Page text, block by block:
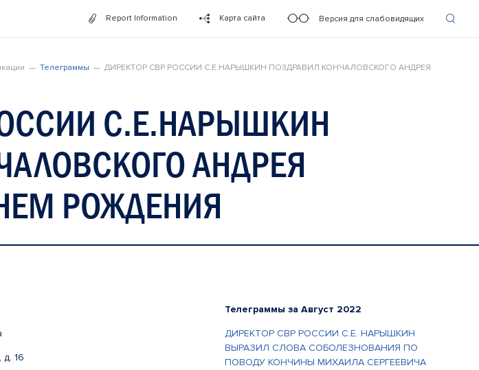
Report Information Карта сайта Версия для слабовидящих
Телеграммы
ДИРЕКТОР СВР РОССИИ С.Е.НАРЫШКИН ПОЗДРАВИЛ КОНЧАЛОВСКОГО АНДРЕЯ
С.Е.НАРЫШКИН
АНДРЕЯ
РОЖДЕНИЯ
16
Телеграммы за Август 2022
ДИРЕКТОР СВР РОССИИ С.Е. НАРЫШКИН
ВЫРАЗИЛ СЛОВА СОБОЛЕЗНОВАНИЯ ПО
ПОВОДУ КОНЧИНЫ МИХАИЛА СЕРГЕЕВИЧА